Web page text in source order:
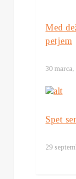
Med
petjem
30 marca,
Spet
29